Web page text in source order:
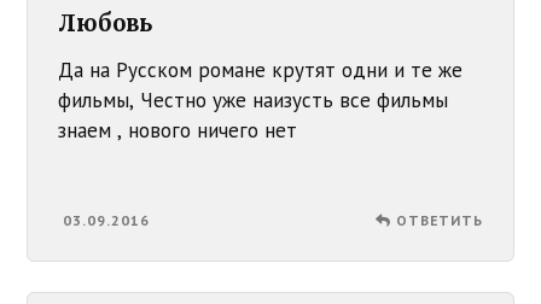
Любовь
Да на Русском романе крутят одни и те же
фильмы, Честно уже наизусть все фильмы
знаем , нового ничего нет
03.09.2016 ОТВЕТИТЬ